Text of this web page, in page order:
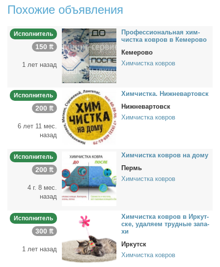
Похожие объявления
Исполнитель
150 ₶
1 лет назад
Про­фес­сио­наль­ная хим­
чист­ка ков­ров в Ке­ме­ро­во
Кемерово
Химчистка ковров
Исполнитель
200 ₶
6 лет 11 мес.
назад
Хим­чист­ка. Ниж­не­вар­товск
Нижневартовск
Химчистка ковров
Исполнитель
200 ₶
4 г. 8 мес.
назад
Хим­чист­ка ков­ров на до­му
Пермь
Химчистка ковров
Исполнитель
300 ₶
1 лет назад
Хим­чист­ка ков­ров в Ир­кут­
ске, уда­ля­ем труд­ные за­па­
хи
Иркутск
Химчистка ковров